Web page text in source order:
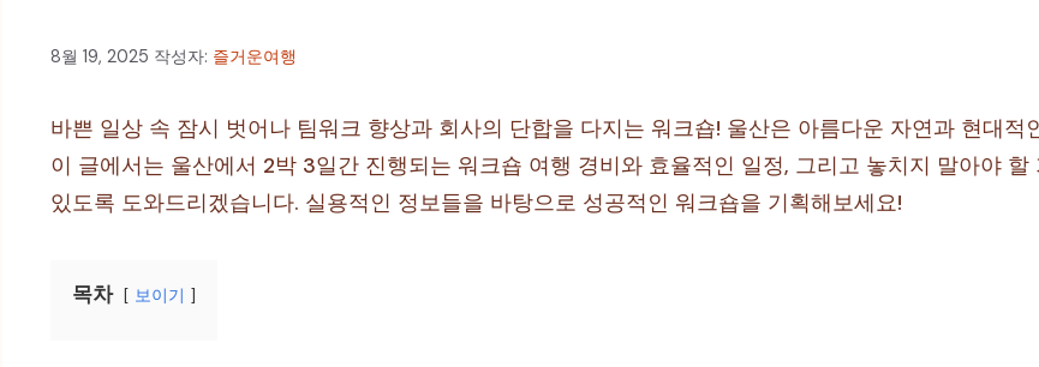
8월 19, 2025 작성자: 즐거운여행
바쁜 일상 속 잠시 벗어나 팀워크 향상과 회사의 단합을 다지는 워크숍! 울산은 아름다운 자연과 현대
이 글에서는 울산에서 2박 3일간 진행되는 워크숍 여행 경비와 효율적인 일정, 그리고 놓치지 말아야
있도록 도와드리겠습니다. 실용적인 정보들을 바탕으로 성공적인 워크숍을 기획해보세요!
목차 보이기